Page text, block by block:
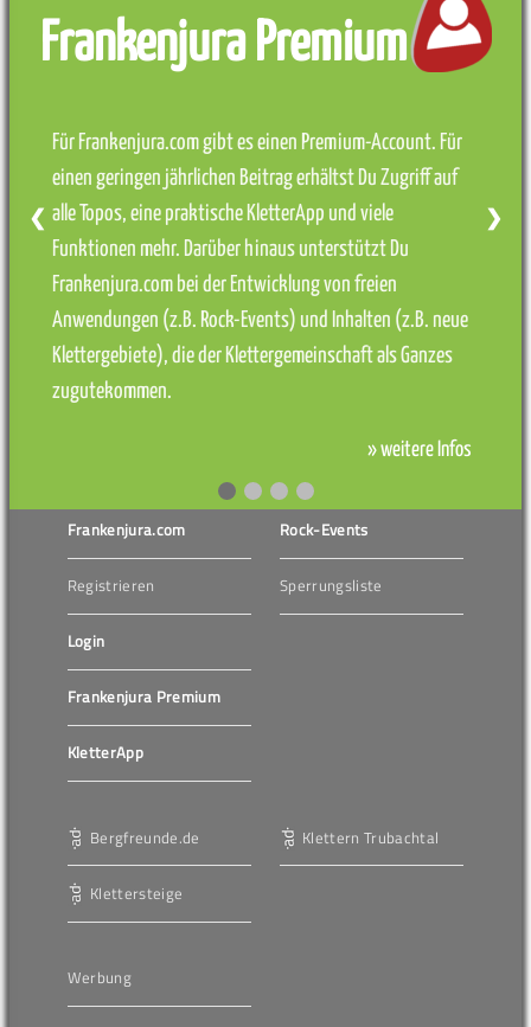
Frankenjura Premium
Für Frankenjura.com gibt es einen Premium-Account. Für
einen geringen jährlichen Beitrag erhältst Du Zugriff auf
alle Topos, eine praktische KletterApp und viele
Funktionen mehr. Darüber hinaus unterstützt Du
Frankenjura.com bei der Entwicklung von freien
Anwendungen (z.B. Rock-Events) und Inhalten (z.B. neue
Klettergebiete), die der Klettergemeinschaft als Ganzes
zugutekommen.
» weitere Infos
❮ ❯
Frankenjura.com
Registrieren
Login
Frankenjura Premium
KletterApp
Rock-Events
Sperrungsliste
Bergfreunde.de
Klettersteige
Klettern Trubachtal
Werbung